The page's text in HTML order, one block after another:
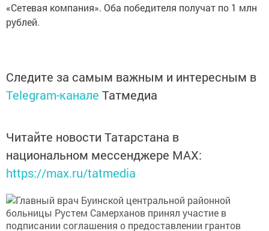
«Сетевая компания». Оба победителя получат по 1 млн
рублей.
Следите за самым важным и интересным в
Telegram-канале Татмедиа
Читайте новости Татарстана в
национальном мессенджере MАХ:
https://max.ru/tatmedia